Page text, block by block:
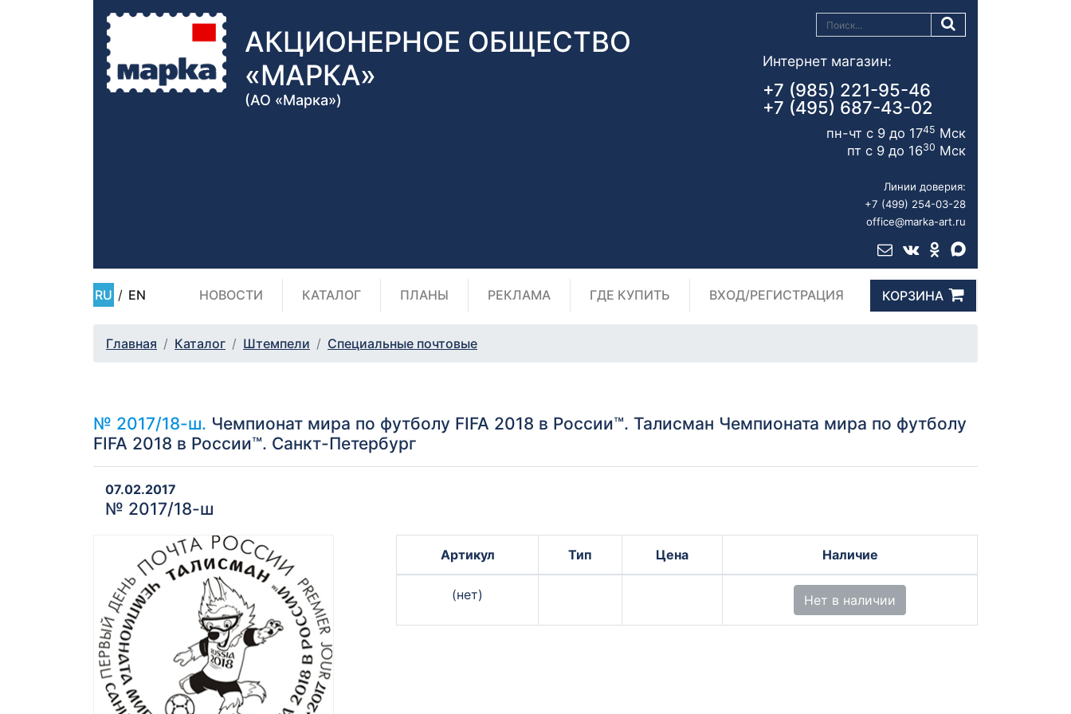
АКЦИОНЕРНОЕ ОБЩЕСТВО
«МАРКА»
(АО «Марка»)
Интернет магазин:
+7 (985) 221-95-46
+7 (495) 687-43-02
пн-чт с 9 до 1745 Мск
пт с 9 до 1630 Мск
Линии доверия:
+7 (499) 254-03-28
office@marka-art.ru
RU / EN НОВОСТИ КАТАЛОГ ПЛАНЫ РЕКЛАМА ГДЕ КУПИТЬ ВХОД/РЕГИСТРАЦИЯ КОРЗИНА
Главная Каталог Штемпели Специальные почтовые
№ 2017/18-ш. Чемпионат мира по футболу FIFA 2018 в России™. Талисман Чемпионата мира по футболу
FIFA 2018 в России™. Санкт-Петербург
07.02.2017
№ 2017/18-ш
Артикул Тип Цена Наличие
(нет) Нет в наличии